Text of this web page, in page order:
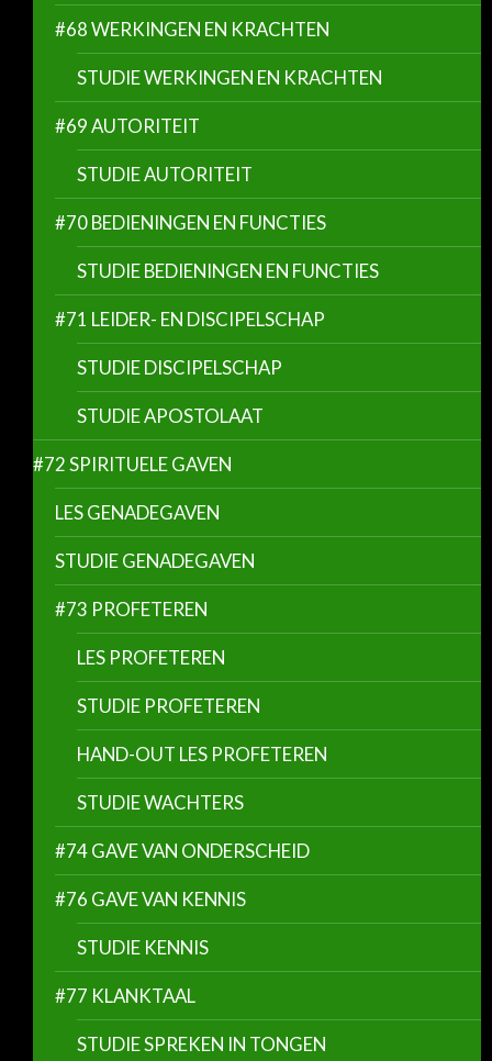
#68 WERKINGEN EN KRACHTEN
STUDIE WERKINGEN EN KRACHTEN
#69 AUTORITEIT
STUDIE AUTORITEIT
#70 BEDIENINGEN EN FUNCTIES
STUDIE BEDIENINGEN EN FUNCTIES
#71 LEIDER- EN DISCIPELSCHAP
STUDIE DISCIPELSCHAP
STUDIE APOSTOLAAT
#72 SPIRITUELE GAVEN
LES GENADEGAVEN
STUDIE GENADEGAVEN
#73 PROFETEREN
LES PROFETEREN
STUDIE PROFETEREN
HAND-OUT LES PROFETEREN
STUDIE WACHTERS
#74 GAVE VAN ONDERSCHEID
#76 GAVE VAN KENNIS
STUDIE KENNIS
#77 KLANKTAAL
STUDIE SPREKEN IN TONGEN